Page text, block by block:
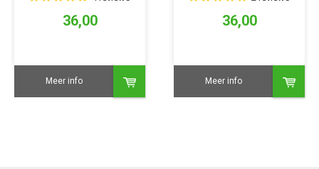
36,00
Meer info
36,00
Meer info